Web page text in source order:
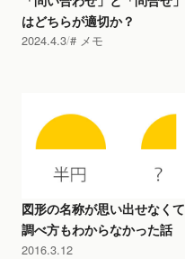
はどちらが適切か？
2024.4.3 メモ
図形の名称が思い出せなくて
調べ方もわからなかった話
2016.3.12